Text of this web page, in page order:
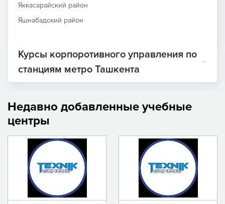
Яккасарайский район
Яшнабадский район
Курсы корпоротивного управления по
станциям метро Ташкента
Недавно добавленные учебные
центры